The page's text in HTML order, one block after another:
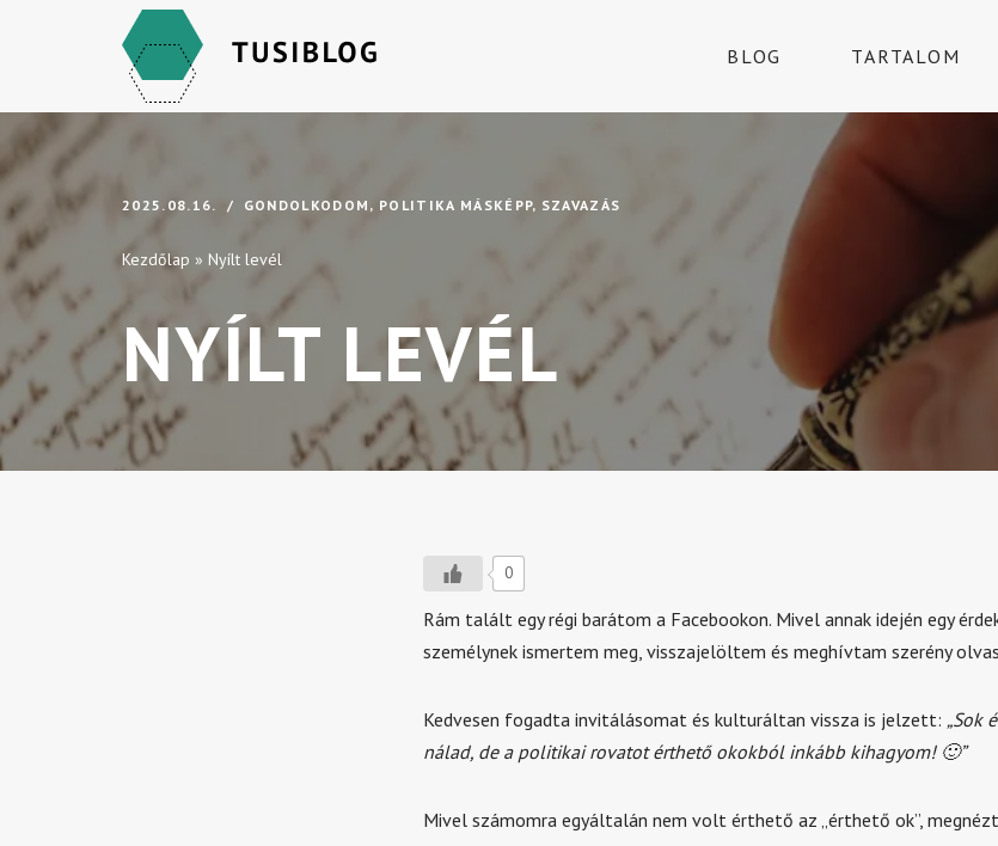
content
BLOG TARTALOM
2025.08.16. GONDOLKODOM , POLITIKA MÁSKÉPP, SZAVAZÁS
Kezdőlap » Nyílt levél
NYÍLT LEVÉL
0
Rám talált egy régi barátom a Facebookon. Mivel annak idején egy
személynek ismertem meg, visszajelöltem és meghívtam szerény
Kedvesen fogadta invitálásomat és kulturáltan vissza is jelzett: „Sok
nálad, de a politikai rovatot érthető okokból inkább kihagyom! 🙂”
Mivel számomra egyáltalán nem volt érthető az „érthető ok”,